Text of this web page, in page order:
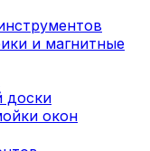
и магнитные
доски
окон